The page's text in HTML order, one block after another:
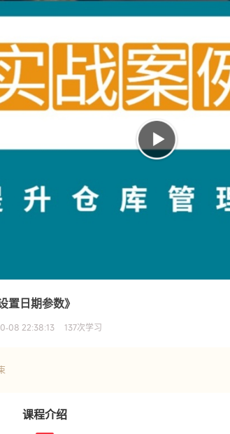
置日期参数》
08 22:38:13 137次学习
课程介绍